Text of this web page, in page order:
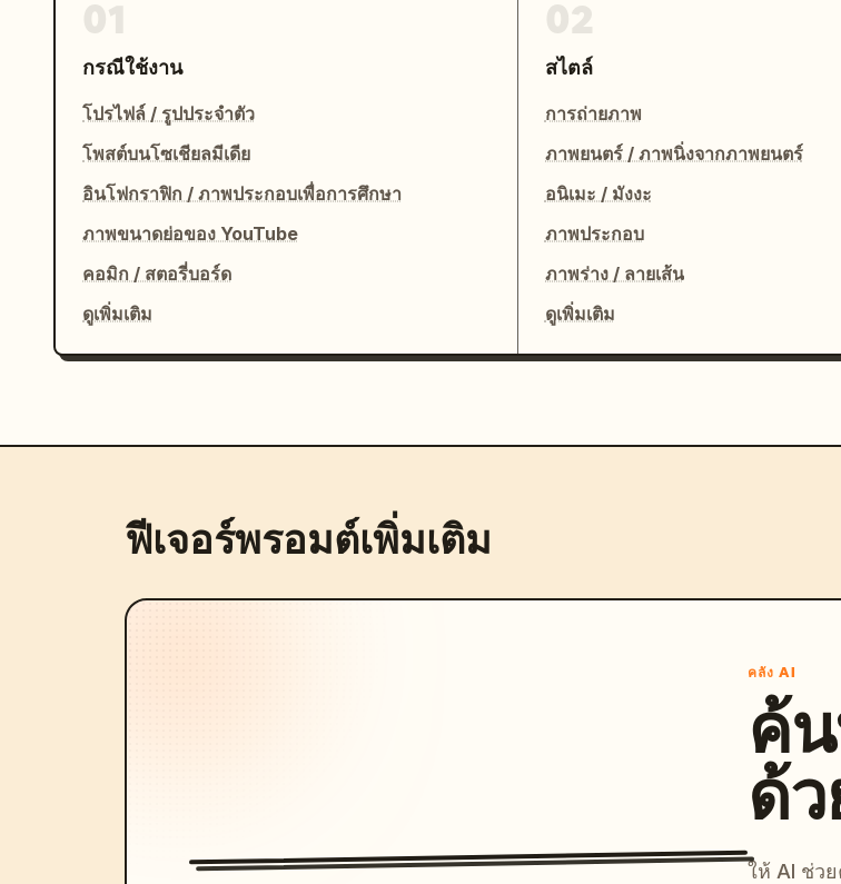
กรณีใช้งาน
โปรไฟล์ / รูปประจำตัว
โพสต์บนโซเชียลมีเดีย
อินโฟกราฟิก / ภาพประกอบเพื่อการศึกษา
ภาพขนาดย่อของ YouTube
คอมิก / สตอรี่บอร์ด
ดูเพิ่มเติม
สไตล์
การถ่ายภาพ
ภาพยนตร์ / ภาพนิ่งจากภาพยนตร์
อนิเมะ / มังงะ
ภาพประกอบ
ภาพร่าง / ลายเส้น
ดูเพิ่มเติม
ฟีเจอร์พรอมต์เพิ่มเติม
คลัง AI
ค้
ด้
ให้ AI ช่ว